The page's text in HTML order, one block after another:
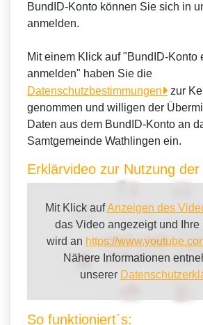
BundID-Konto können Sie sich in
anmelden.
Mit einem Klick auf "BundID-Konto
anmelden" haben Sie die
Datenschutzbestimmungen
zur
genommen und willigen der
Daten aus dem BundID-Konto an
Samtgemeinde Wathlingen ein.
Erklärvideo zur Nutzung
Mit Klick aufAnzeigen des
das Video angezeigt und Ihre
wird an https://
Nähere Informationen
unserer
So funktioniert´s: